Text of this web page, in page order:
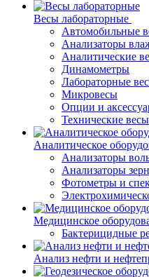
Весы лабораторные
Автомобильные
Анализаторы
Аналитические
Динамометры
Лабораторные
Микровесы
Опции и
Технические весы
Аналитическое
Анализаторы
Анализаторы
Фотометры и
Медицинское
Бактерицидные
Анализ нефти и